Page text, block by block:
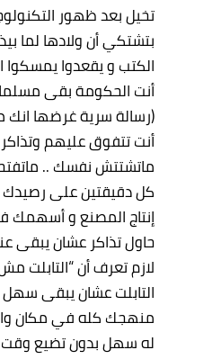
تخيل بعد ظهور
بتشتكي أن ولادها لما
الكتب و يقعدوا يمسكوا
أنت الحكومة بقى
(رسالة سرية غرضها
أنت تتفوق عليهم وتذاكر
ماتشتتش نفسك ..
كل دقيقتين على
إنتاج المصنع و أسهمك
حاول تذاكر عشان يبقى
لازم تعرف أن “التابلت
التابلت عشان يبقى
منهجك كله في مكان
له سهل بدون تضيع